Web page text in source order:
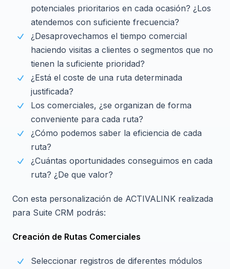
potenciales prioritarios en cada ocasión? ¿Los
atendemos con suficiente frecuencia?
¿Desaprovechamos el tiempo comercial
haciendo visitas a clientes o segmentos que no
tienen la suficiente prioridad?
¿Está el coste de una ruta determinada
justificada?
Los comerciales, ¿se organizan de forma
conveniente para cada ruta?
¿Cómo podemos saber la eficiencia de cada
ruta?
¿Cuántas oportunidades conseguimos en cada
ruta? ¿De que valor?
Con esta personalización de ACTIVALINK realizada
para Suite CRM podrás:
Creación de Rutas Comerciales
Seleccionar registros de diferentes módulos